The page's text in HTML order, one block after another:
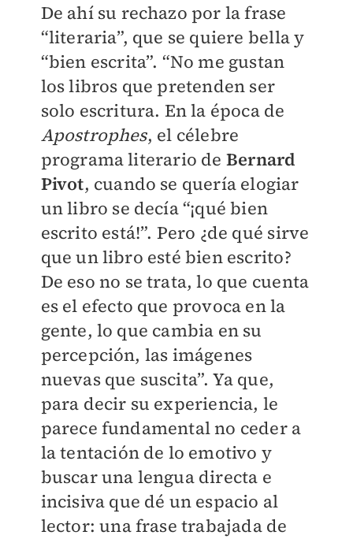
De ahí su rechazo por la frase
“literaria”, que se quiere bella y
“bien escrita”. “No me gustan
los libros que pretenden ser
solo escritura. En la época de
Apostrophes, el célebre
programa literario de Bernard
Pivot, cuando se quería elogiar
un libro se decía “¡qué bien
escrito está!”. Pero ¿de qué sirve
que un libro esté bien escrito?
De eso no se trata, lo que cuenta
es el efecto que provoca en la
gente, lo que cambia en su
percepción, las imágenes
nuevas que suscita”. Ya que,
para decir su experiencia, le
parece fundamental no ceder a
la tentación de lo emotivo y
buscar una lengua directa e
incisiva que dé un espacio al
lector: una frase trabajada de